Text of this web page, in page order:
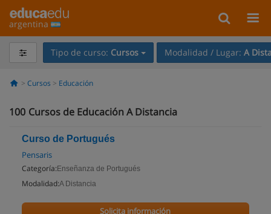
argentina
Tipo de curso: Cursos Modalidad / Lugar: A
Cursos Educación
100 Cursos de Educación A Distancia
Curso de Portugués
Pensaris
Categoría: Enseñanza de Portugués
Modalidad:A Distancia
Solicita información